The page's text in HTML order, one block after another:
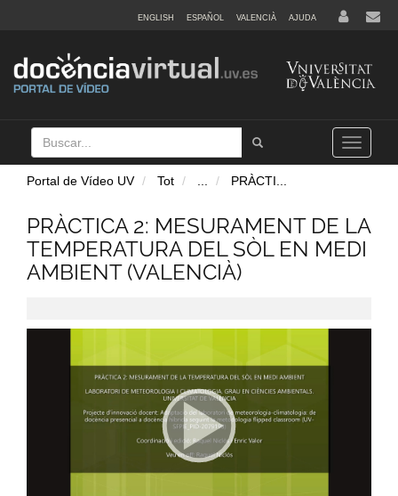
ENGLISH ESPAÑOL VALENCIÀ AJUDA
Buscar
Tramet
Toggle
navigation
Portal de Vídeo UV Tot PRÀCTI
PRÀCTICA 2: MESURAMENT DE LA
TEMPERATURA DEL SÒL EN MEDI
AMBIENT (VALENCIÀ)